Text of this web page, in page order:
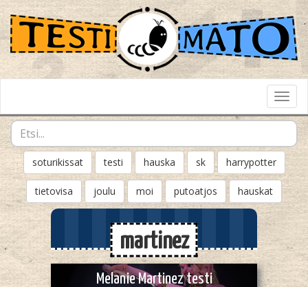
soturikissat testi hauska sk harrypotter
tietovisa joulu moi putoatjos hauskat
martinez
Melanie Martinez testi